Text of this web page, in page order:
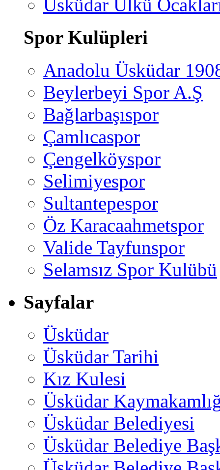
Üsküdar Ülkü
Spor Kulüpleri
Anadolu Üsküdar
Beylerbeyi Spor A.Ş
Bağlarbaşıspor
Çamlıcaspor
Çengelköyspor
Selimiyespor
Sultantepespor
Öz Karacaahmetspor
Valide Tayfunspor
Selamsız Spor Kulübü
Sayfalar
Üsküdar
Üsküdar Tarihi
Kız Kulesi
Üsküdar
Üsküdar Belediyesi
Üsküdar Belediye